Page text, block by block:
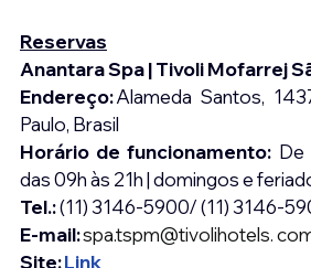
Reservas
Anantara Spa | Tivoli Mofarrej
Endereço: Alameda Santos,
Paulo, Brasil
Horário de funcionamento: De
das 09h às 21h | domingos e
Tel.: (11) 3146-5900/ (11) 3146-
E-mail:spa.tspm@tivolihotels.
Site: Link